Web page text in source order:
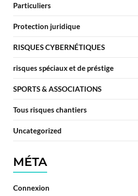
Particuliers
Protection juridique
RISQUES CYBERNÉTIQUES
risques spéciaux et de préstige
SPORTS & ASSOCIATIONS
Tous risques chantiers
Uncategorized
MÉTA
Connexion